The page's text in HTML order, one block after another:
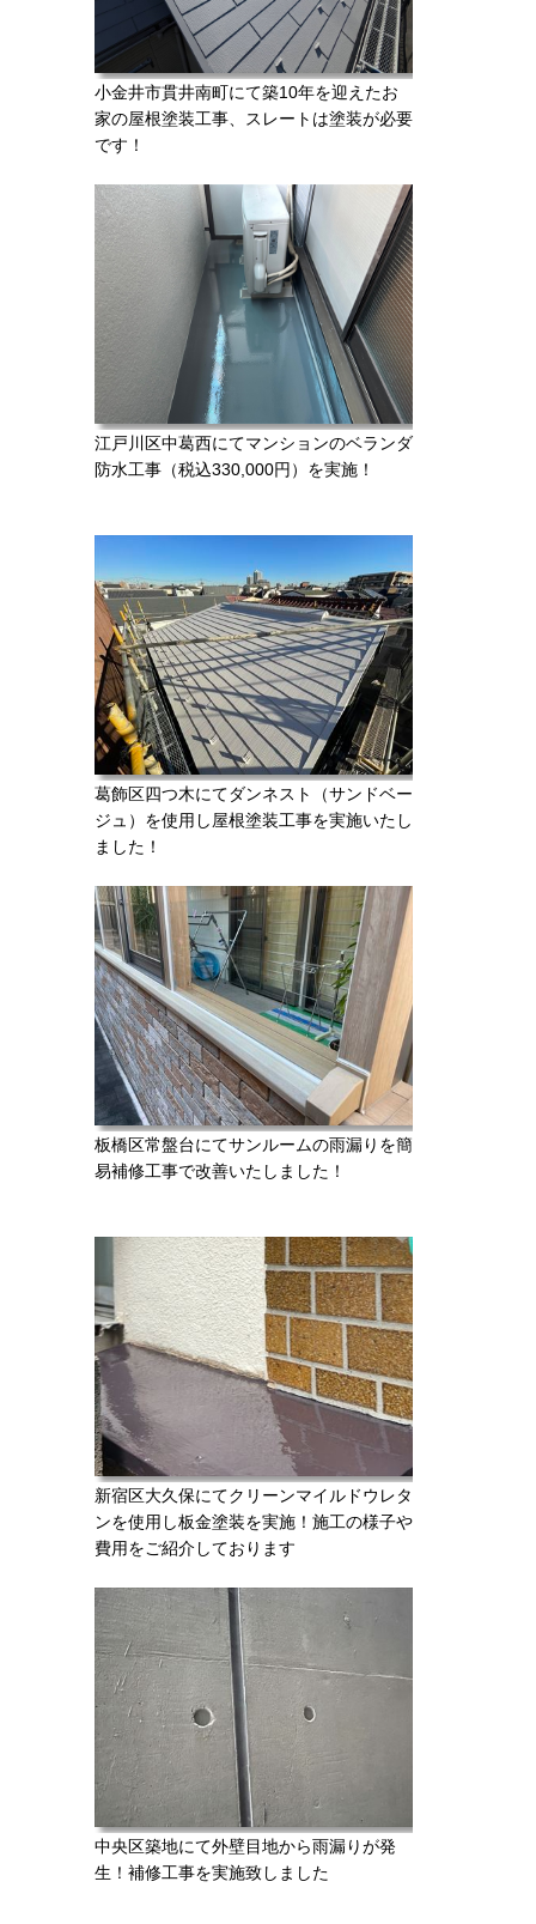
小金井市貫井南町にて築10年を迎えたお
家の屋根塗装工事、スレートは塗装が必要
です！
江戸川区中葛西にてマンションのベランダ
防水工事（税込330,000円）を実施！
葛飾区四つ木にてダンネスト（サンドベー
ジュ）を使用し屋根塗装工事を実施いたし
ました！
板橋区常盤台にてサンルームの雨漏りを簡
易補修工事で改善いたしました！
新宿区大久保にてクリーンマイルドウレタ
ンを使用し板金塗装を実施！施工の様子や
費用をご紹介しております
中央区築地にて外壁目地から雨漏りが発
生！補修工事を実施致しました